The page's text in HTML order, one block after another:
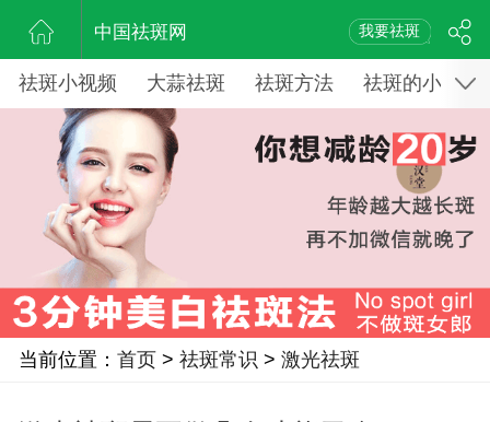
中国祛斑网 我要祛斑
祛斑小视频 大蒜祛斑 祛斑方法 祛斑的小窍门
当前位置： 首页> 祛斑常识 > 激光祛斑